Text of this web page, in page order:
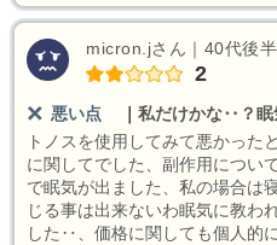
micron.jさん｜40代後
2
悪い点
私だけかな‥？
トノスを使用してみて悪かった
に関してでした、副作用につい
で眠気が出ました、私の場合は
じる事は出来ないわ眠気に教わ
した‥、価格に関しても個人的